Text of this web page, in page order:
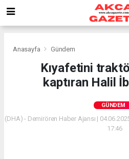
Anasayfa Gündem
Kıyafetini
kaptıran Halil
GÜNDEM
(DHA) - Demirören Haber Ajansı |
17:46